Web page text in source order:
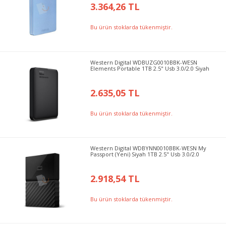
3.364,26 TL
Bu ürün stoklarda tükenmiştir.
Western Digital WDBUZG0010BBK-WESN
Elements Portable 1TB 2.5" Usb 3.0/2.0 Siyah
2.635,05 TL
Bu ürün stoklarda tükenmiştir.
Western Digital WDBYNN0010BBK-WESN My
Passport (Yeni) Siyah 1TB 2.5" Usb 3.0/2.0
2.918,54 TL
Bu ürün stoklarda tükenmiştir.